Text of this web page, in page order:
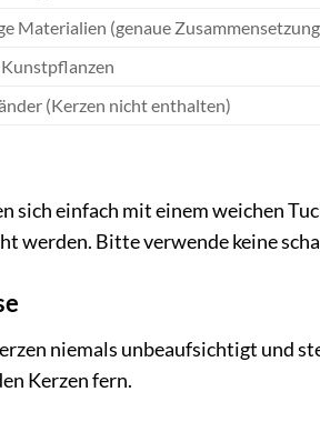
Materialien (genaue
(Kerzen nicht enthalten)
sich einfach mit einem weichen
werden. Bitte verwende keine
niemals unbeaufsichtigt und
Kerzen fern.